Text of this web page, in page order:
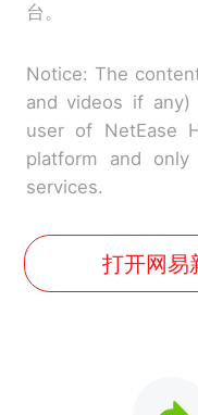
台。
Notice: The
and videos if
user of NetEase
platform and only
services.
打开网易